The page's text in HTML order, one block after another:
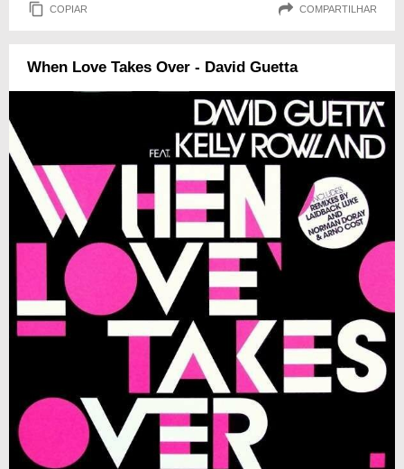
COPIAR COMPARTILHAR
When Love Takes Over - David Guetta